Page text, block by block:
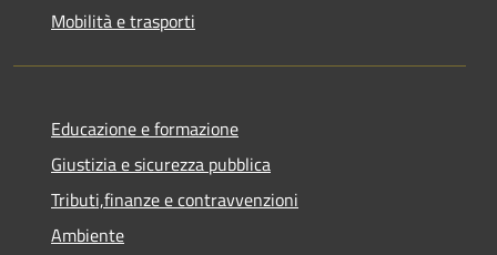
Mobilità e trasporti
Educazione e formazione
Giustizia e sicurezza pubblica
Tributi,finanze e contravvenzioni
Ambiente